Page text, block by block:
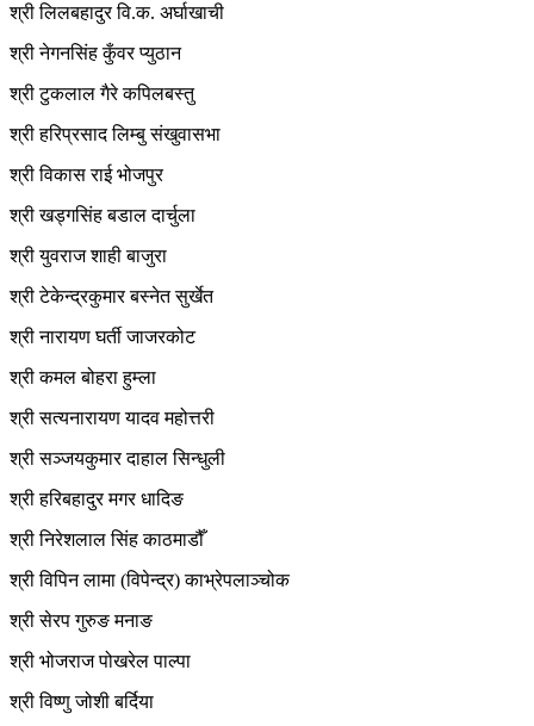
श्री लिलबहादुर वि.क. अर्घाखाची
श्री नेगनसिंह कुँवर प्युठान
श्री टुकलाल गैरे कपिलबस्तु
श्री हरिप्रसाद लिम्बु संखुवासभा
श्री विकास राई भोजपुर
श्री खड्गसिंह बडाल दार्चुला
श्री युवराज शाही बाजुरा
श्री टेकेन्द्रकुमार बस्नेत सुर्खेत
श्री नारायण घर्ती जाजरकोट
श्री कमल बोहरा हुम्ला
श्री सत्यनारायण यादव महोत्तरी
श्री सञ्जयकुमार दाहाल सिन्धुली
श्री हरिबहादुर मगर धादिङ
श्री निरेशलाल सिंह काठमाडौँ
श्री विपिन लामा (विपेन्द्र) काभ्रेपलाञ्चोक
श्री सेरप गुरुङ मनाङ
श्री भोजराज पोखरेल पाल्पा
श्री विष्णु जोशी बर्दिया